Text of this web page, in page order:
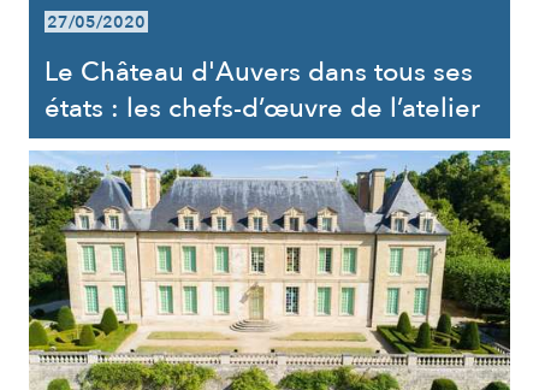
27/05/2020
Le Château d'Auvers dans tous ses
états : les chefs-d’œuvre de l’atelier